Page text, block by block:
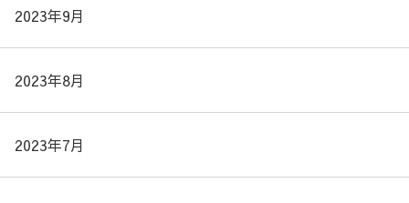
2023年9月
2023年8月
2023年7月